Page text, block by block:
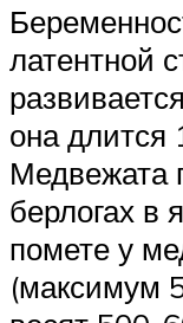
латентной
она длится
Медвежата
берлогах в
помете у
(максимум